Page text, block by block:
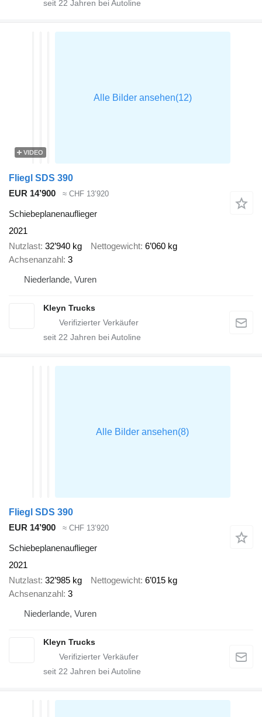
seit 22 Jahren bei Autoline
VIDEO
Fliegl SDS 390
EUR 14’900
≈ CHF 13’920
Schiebeplanenauflieger
2021
Nutzlast 32’940 kg Nettogewicht 6’060 kg
Achsenanzahl 3
Niederlande, Vuren
Kleyn Trucks
seit 22 Jahren bei Autoline
Fliegl SDS 390
EUR 14’900
≈ CHF 13’920
Schiebeplanenauflieger
2021
Nutzlast 32’985 kg Nettogewicht 6’015 kg
Achsenanzahl 3
Niederlande, Vuren
Kleyn Trucks
seit 22 Jahren bei Autoline